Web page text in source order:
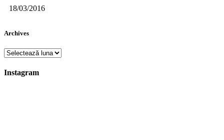
18/03/2016
Archives
Archives
Instagram